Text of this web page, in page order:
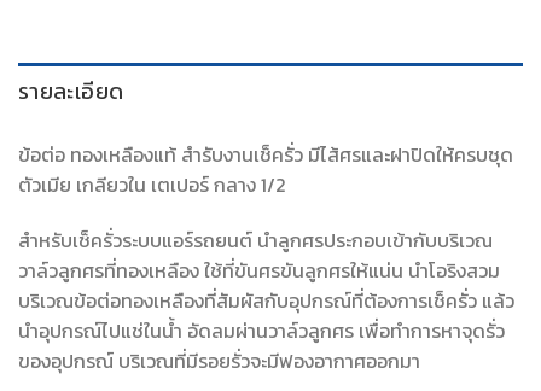
รายละเอียด
ข้อต่อ ทองเหลืองแท้ สำรับงานเช็ครั่ว มีไส้ศรและฝาปิดให้ครบชุด
ตัวเมีย เกลียวใน เตเปอร์ กลาง 1/2
สำหรับเช็ครั่วระบบแอร์รถยนต์ นำลูกศรประกอบเข้ากับบริเวณ
วาล์วลูกศรที่ทองเหลือง ใช้ที่ขันศรขันลูกศรให้แน่น นำโอริงสวม
บริเวณข้อต่อทองเหลืองที่สัมผัสกับอุปกรณ์ที่ต้องการเช็ครั่ว แล้ว
นำอุปกรณ์ไปแช่ในน้ำ อัดลมผ่านวาล์วลูกศร เพื่อทำการหาจุดรั่ว
ของอุปกรณ์ บริเวณที่มีรอยรั่วจะมีฟองอากาศออกมา